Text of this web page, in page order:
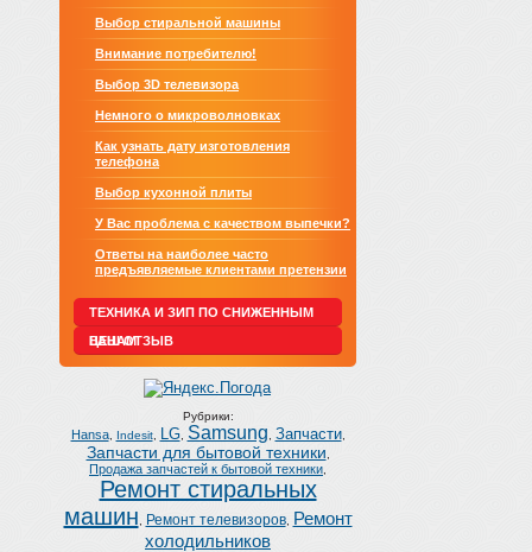
Выбор стиральной машины
Внимание потребителю!
Выбор 3D телевизора
Немного о микроволновках
Как узнать дату изготовления
телефона
Выбор кухонной плиты
У Вас проблема с качеством выпечки?
Ответы на наиболее часто
предъявляемые клиентами претензии
ТЕХНИКА И ЗИП ПО СНИЖЕННЫМ
ЦЕНАМ
ВАШ ОТЗЫВ
Рубрики:
Hansa, Indesit, LG, Samsung Запчасти,
Запчасти для бытовой техники
Продажа запчастей к бытовой техники
Ремонт стиральных
машин
Ремонт телевизоров,
Ремонт
холодильников